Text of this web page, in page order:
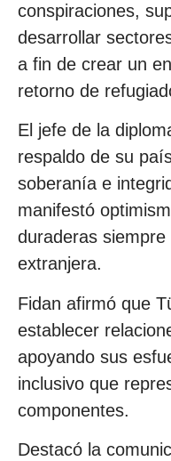
conspiraciones,
desarrollar
a fin de crear un
retorno de
El jefe de la
respaldo de su
soberanía e
manifestó
duraderas
extranjera.
Fidan afirmó que
establecer
apoyando sus
inclusivo que
componentes.
Destacó la